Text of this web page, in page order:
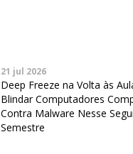
21 jul 2026
Deep Freeze na Volta às
Blindar Computadores
Contra Malware Nesse
Semestre